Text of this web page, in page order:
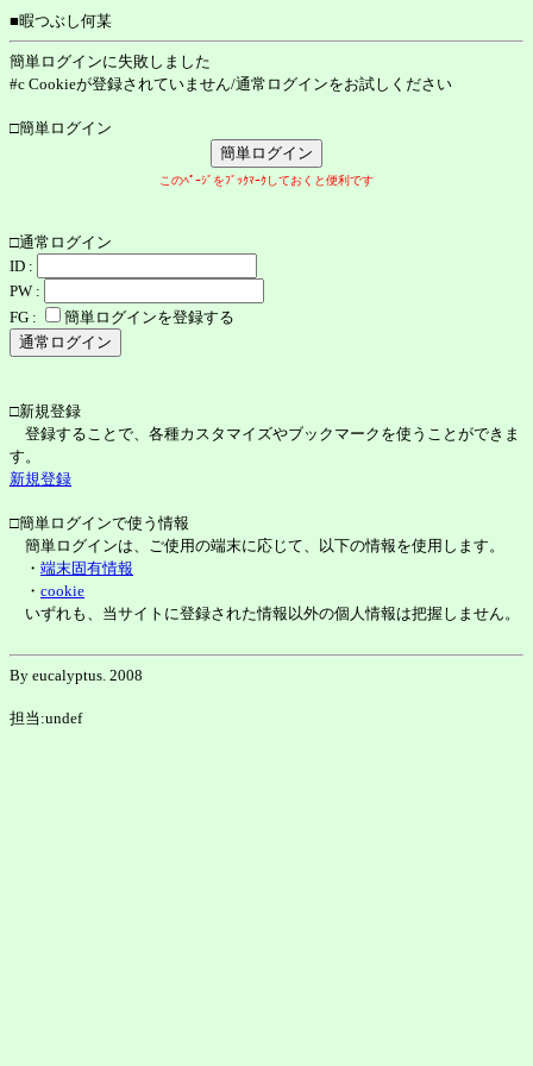
■暇つぶし何某
簡単ログインに失敗しました
#c Cookieが登録されていません/通常ログインをお試しください
□簡単ログイン
このﾍﾟｰｼﾞをﾌﾞｯｸﾏｰｸしておくと便利です
□通常ログイン
ID :
PW :
FG :
簡単ログインを登録する
□新規登録
登録することで、各種カスタマイズやブックマークを使うことができま
す。
新規登録
□簡単ログインで使う情報
簡単ログインは、ご使用の端末に応じて、以下の情報を使用します。
・ 端末固有情報
・ cookie
いずれも、当サイトに登録された情報以外の個人情報は把握しません。
By eucalyptus. 2008
担当:undef